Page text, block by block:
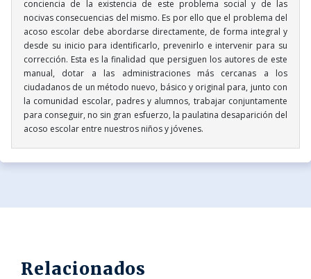
conciencia de la existencia de este problema social y de las
nocivas consecuencias del mismo. Es por ello que el problema del
acoso escolar debe abordarse directamente, de forma integral y
desde su inicio para identificarlo, prevenirlo e intervenir para su
corrección. Esta es la finalidad que persiguen los autores de este
manual, dotar a las administraciones más cercanas a los
ciudadanos de un método nuevo, básico y original para, junto con
la comunidad escolar, padres y alumnos, trabajar conjuntamente
para conseguir, no sin gran esfuerzo, la paulatina desaparición del
acoso escolar entre nuestros niños y jóvenes.
Relacionados